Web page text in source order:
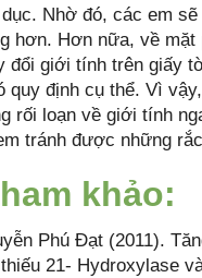
Nhờ đó, các em sẽ
hơn. Hơn nữa, về
đổi giới tính trên giấy
quy định cụ thể. Vì
rối loạn về giới tính
tránh được những
khảo:
Phú Đạt (2011).
21- Hydroxylase